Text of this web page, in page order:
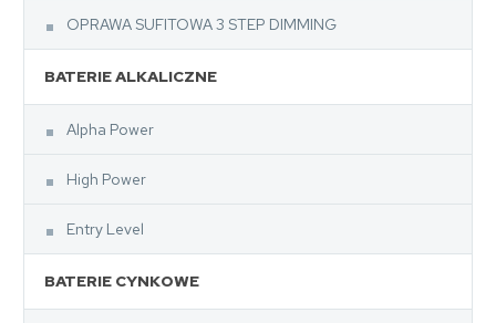
OPRAWA SUFITOWA 3 STEP DIMMING
BATERIE ALKALICZNE
Alpha Power
High Power
Entry Level
BATERIE CYNKOWE